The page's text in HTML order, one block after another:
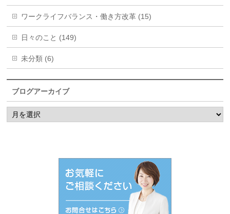
ワークライフバランス・働き方改革 (15)
日々のこと (149)
未分類 (6)
ブログアーカイブ
ブ
ロ
グ